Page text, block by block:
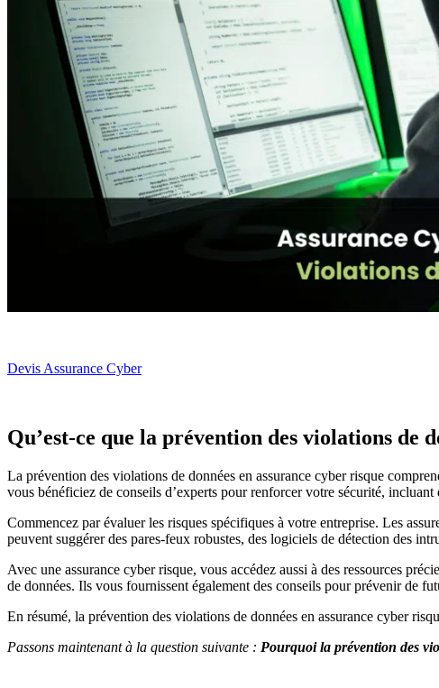
Devis Assurance Cyber
Qu’est-ce que la prévention des violations de
La prévention des violations de données en assurance cyber risque
vous bénéficiez de conseils d’experts pour renforcer votre sécurité,
Commencez par évaluer les risques spécifiques à votre entreprise. Les
peuvent suggérer des pares-feux robustes, des logiciels de détection des
Avec une assurance cyber risque, vous accédez aussi à des ressources
de données. Ils vous fournissent également des conseils pour prévenir de
En résumé, la prévention des violations de données en assurance cyber
Passons maintenant à la question suivante : Pourquoi la prévention des